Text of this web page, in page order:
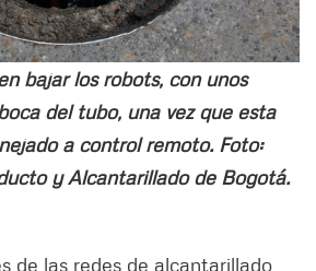
bajar los robots, con unos
del tubo, una vez que esta
a control remoto. Foto:
y Alcantarillado de Bogotá.
de las redes de alcantarillado